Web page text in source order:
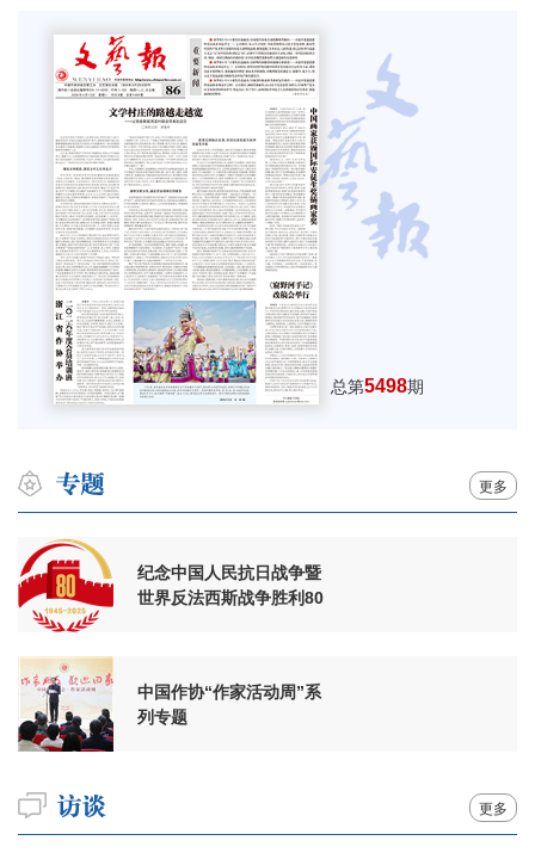
总第5498期
更多
纪念中国人民抗日战争暨
世界反法西斯战争胜利80
中国作协“作家活动周”系
列专题
更多